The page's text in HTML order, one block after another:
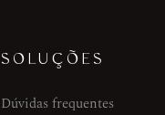
SOLUÇÕES
Dúvidas frequentes